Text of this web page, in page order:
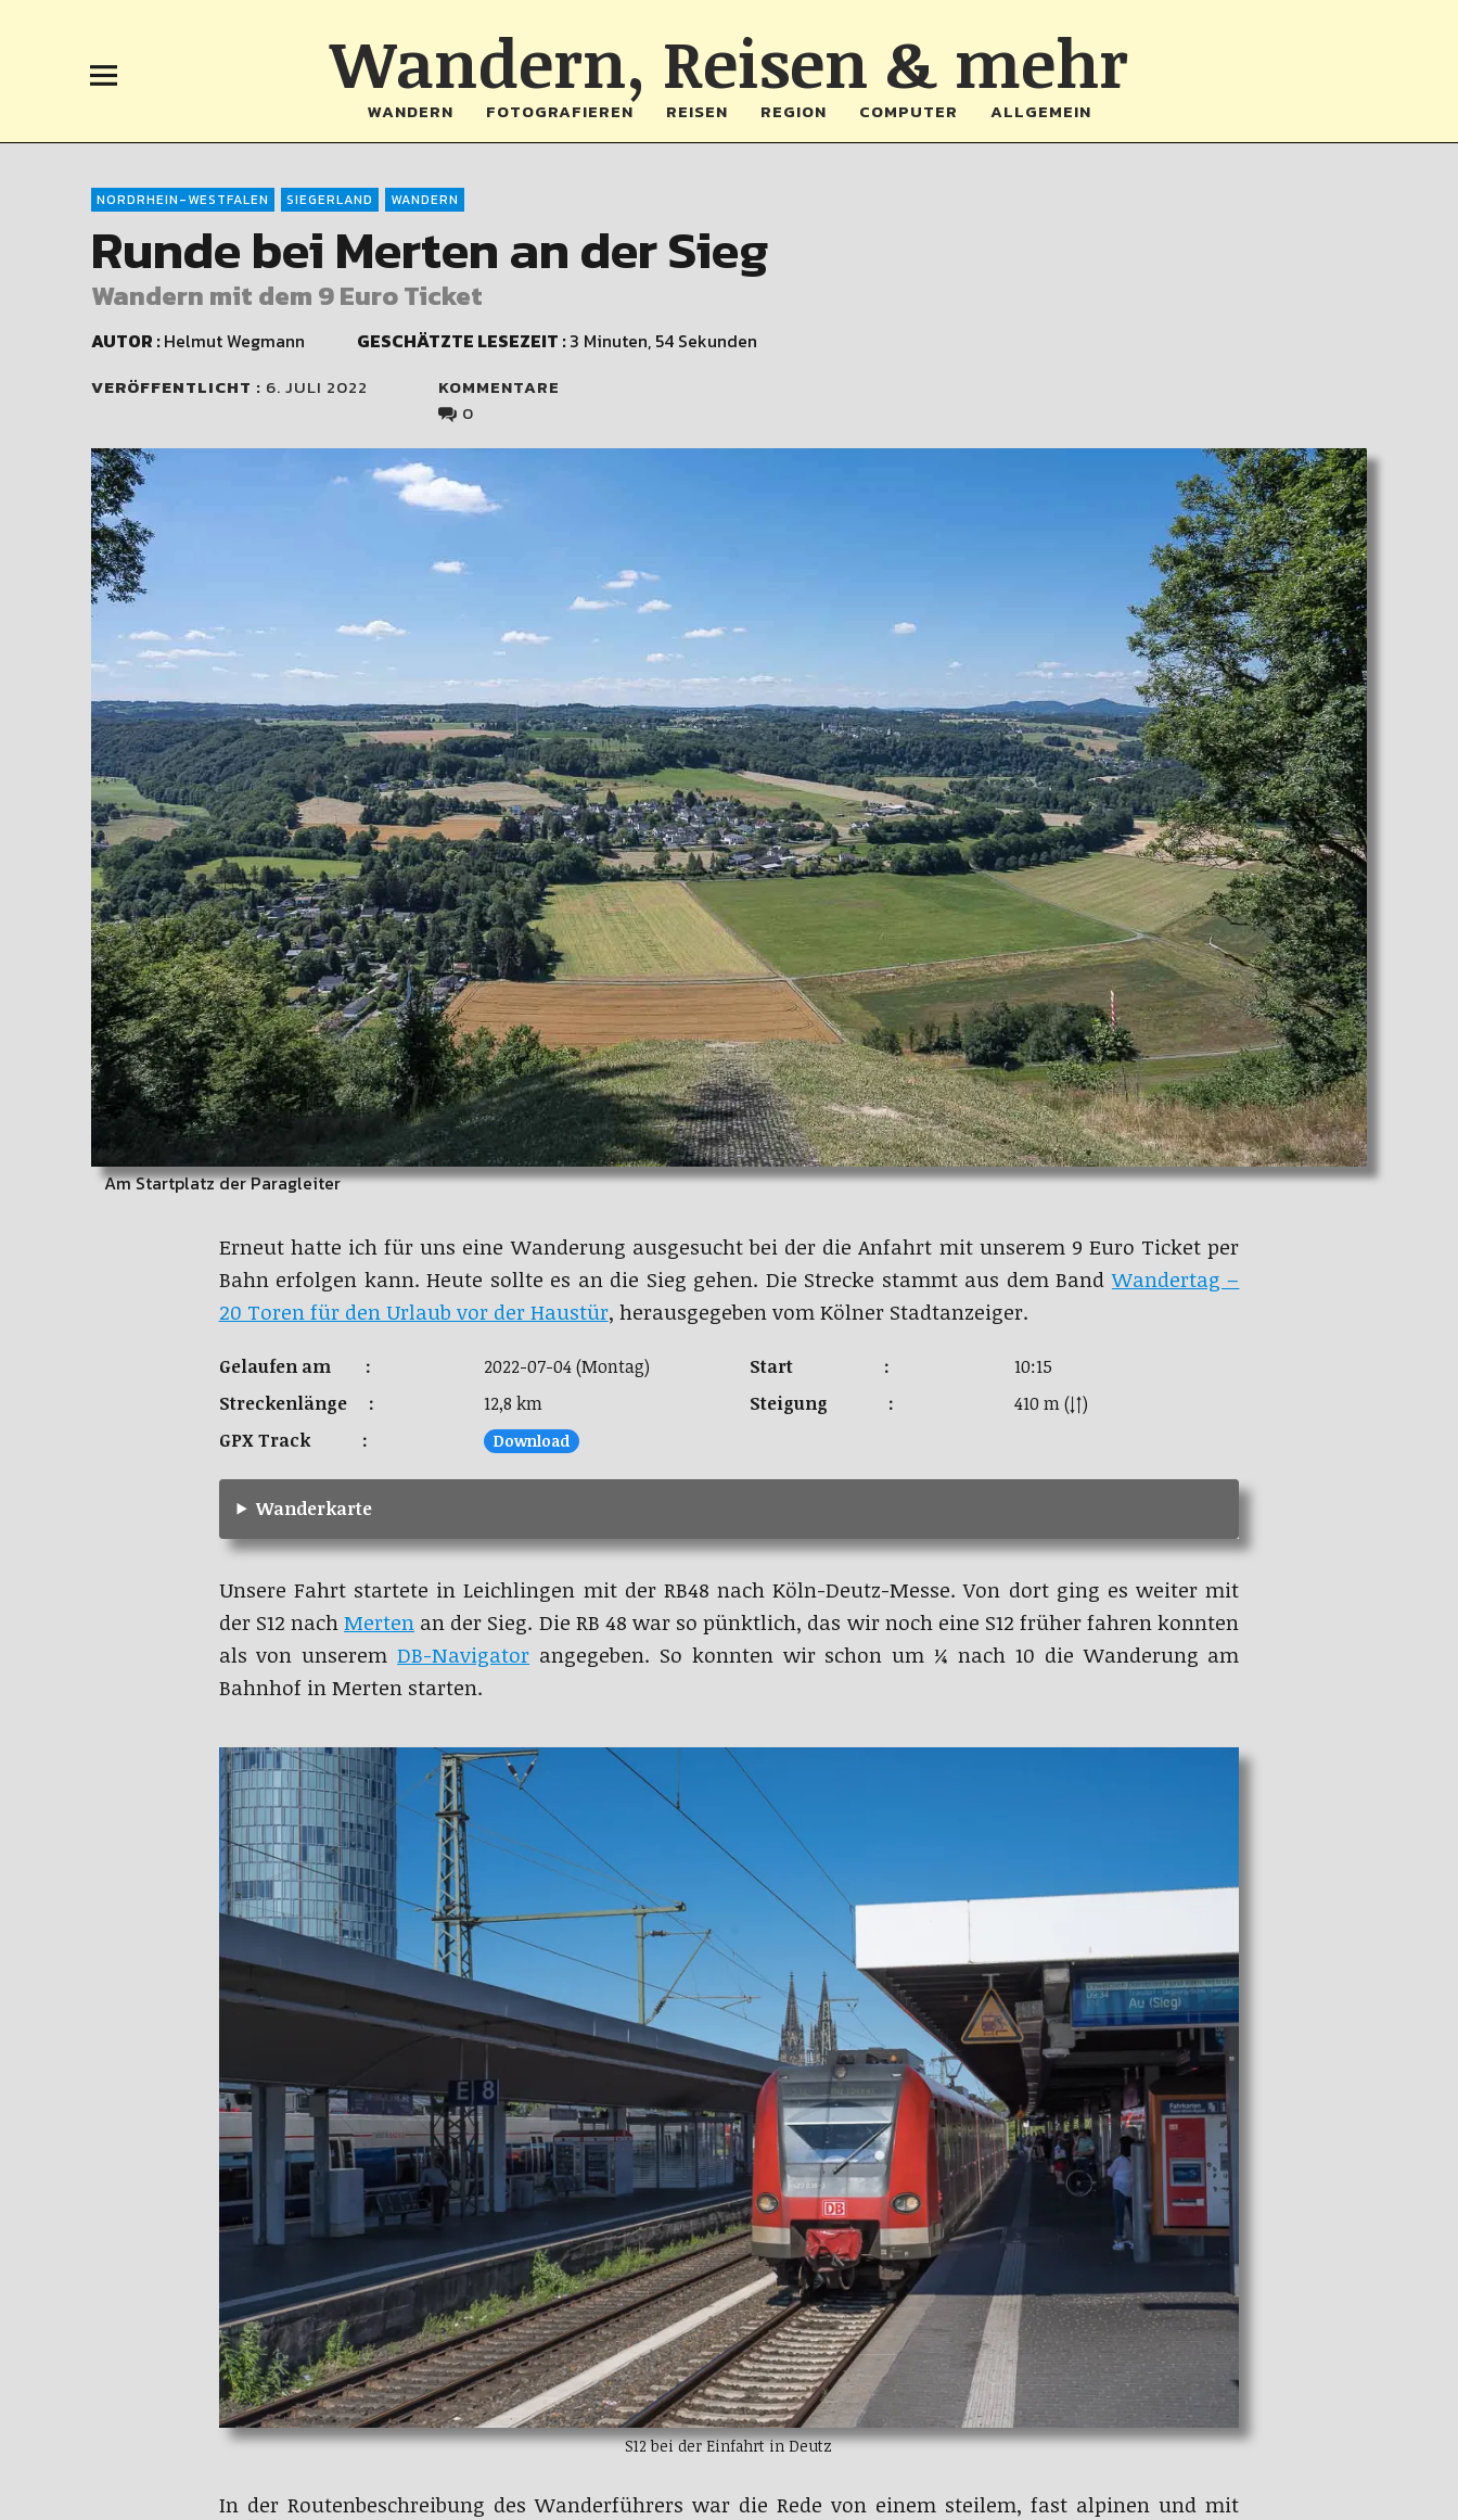
Wandern, Reisen & mehr
WANDERN FOTOGRAFIEREN REISEN REGION COMPUTER ALLGEMEIN
NORDRHEIN-WESTFALEN SIEGERLAND WANDERN
Runde bei Merten an der Sieg
Wandern mit dem 9 Euro Ticket
AUTOR :Helmut Wegmann GESCHÄTZTE LESEZEIT :3 Minuten, 54 Sekunden
VERÖFFENTLICHT : 6. JULI 2022
KOMMENTARE
0
Am Startplatz der Paragleiter
Erneut hatte ich für uns eine Wanderung ausgesucht bei der die Anfahrt mit unserem 9 Euro Ticket per
Bahn erfolgen kann. Heute sollte es an die Sieg gehen. Die Strecke stammt aus dem BandWandertag –
20 Toren für den Urlaub vor der Haustür, herausgegeben vom Kölner Stadtanzeiger.
Gelaufen am : 2022-07-04 (Montag) Start :
10:15
Streckenlänge :
12,8 km Steigung :
410 m (↓↑)
GPX Track :
Download
Wanderkarte
Unsere Fahrt startete in Leichlingen mit der RB48 nach Köln-Deutz-Messe. Von dort ging es weiter mit
der S12 nachMerten an der Sieg. Die RB 48 war so pünktlich, das wir noch eine S12 früher fahren konnten
als von unseremDB-Navigator angegeben. So konnten wir schon um ¼ nach 10 die Wanderung am
Bahnhof in Merten starten.
S12 bei der Einfahrt in Deutz
In der Routenbeschreibung des Wanderführers war die Rede von einem steilem, fast alpinen und mit